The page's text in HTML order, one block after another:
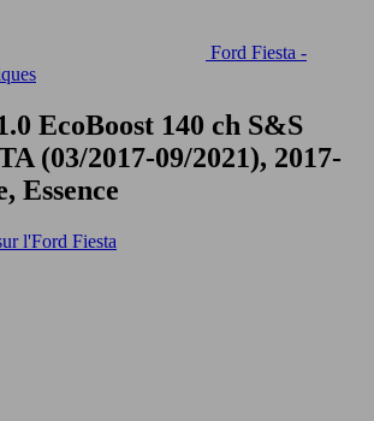
Ford Fiesta -
EcoBoost 140 ch S&S
(03/2017-09/2021), 2017-
Essence
l'Ford Fiesta